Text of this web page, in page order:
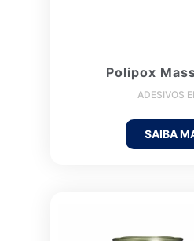
Polipox
ADESIVOS
SAIBA